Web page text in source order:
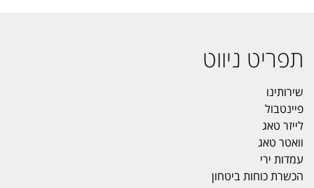
תפריט ניווט
שירותינו
פיינטבול
לייזר טאג
וואטר טאג
עמדות ירי
הכשרת כוחות ביטחון